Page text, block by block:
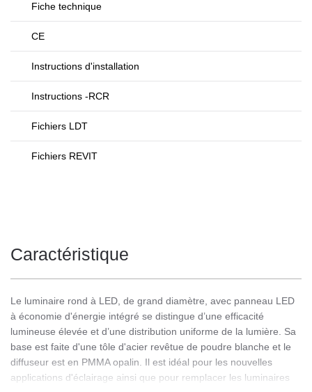
Fiche technique
CE
Instructions d'installation
Instructions -RCR
Fichiers LDT
Fichiers REVIT
Caractéristique
Le luminaire rond à LED, de grand diamètre, avec panneau LED
à économie d'énergie intégré se distingue d’une efficacité
lumineuse élevée et d’une distribution uniforme de la lumière. Sa
base est faite d'une tôle d'acier revêtue de poudre blanche et le
diffuseur est en PMMA opalin. Il est idéal pour les nouvelles
applications d'éclairage ainsi que pour remplacer les luminaires